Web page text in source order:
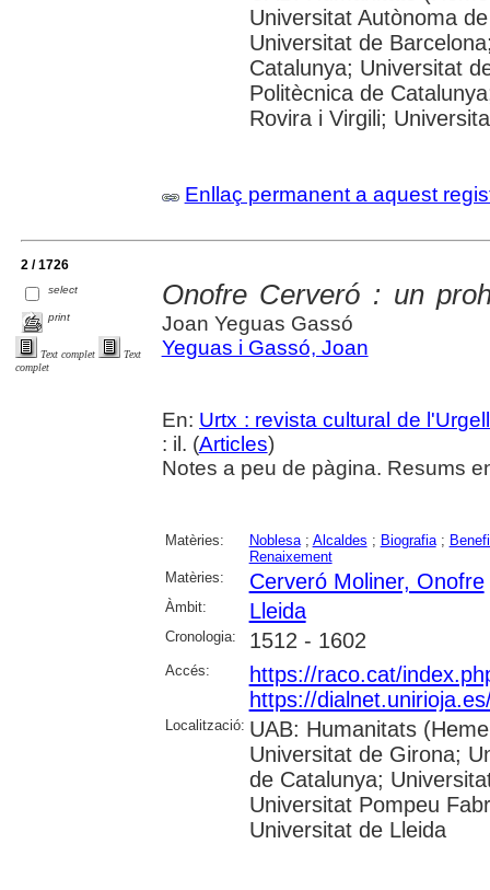
Universitat Autònoma
Universitat de
Catalunya; Universitat
Politècnica de
Rovira i Virgili;
Enllaç permanent a aquest
2 / 1726
select
print
Text complet
Text
complet
Onofre Cerveró : un
Joan Yeguas Gassó
Yeguas i Gassó, Joan
En: Urtx : revista cultural de l'Urgell
: il. (Articles)
Notes a peu de pàgina. Resums
Matèries: Noblesa; Alcaldes ; Biografia;
Renaixement
Matèries:
Cerveró Moliner, Onofre
Àmbit: Lleida
Cronologia: 1512 - 1602
Accés:
https://raco.cat/
https://
Localització: UAB: Humanitats
Universitat de Girona;
de Catalunya;
Universitat Pompeu
Universitat de Lleida